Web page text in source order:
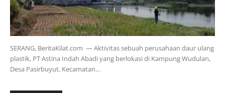
SERANG, BeritaKilat.com — Aktivitas sebuah perusahaan daur ulang
plastik, PT Astina Indah Abadi yang berlokasi di Kampung Wudulan,
Desa Pasirbuyut, Kecamatan…